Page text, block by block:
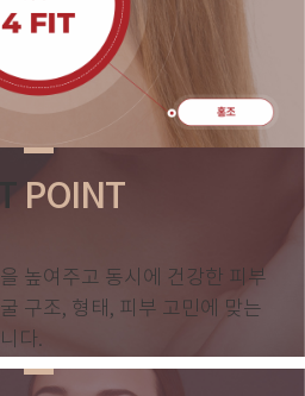
POINT
높여주고 동시에 건강한 피부
구조, 형태, 피부 고민에 맞는
다.